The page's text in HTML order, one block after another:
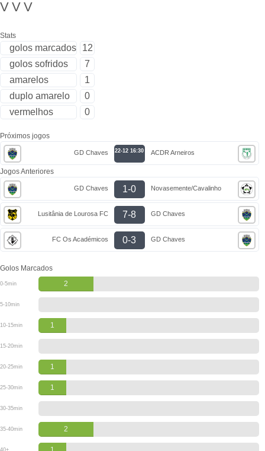
V V V
Stats
golos marcados
12
golos sofridos
7
amarelos
1
duplo amarelo
0
vermelhos
0
Próximos jogos
GD Chaves 22-12 16:30 ACDR Arneiros
Jogos Anteriores
GD Chaves 1-0 Novasemente/Cavalinho
Lusitânia de Lourosa FC 7-8 GD Chaves
FC Os Académicos 0-3 GD Chaves
Golos Marcados
0-5min 2
5-10min
10-15min 1
15-20min
20-25min 1
25-30min 1
30-35min
35-40min 2
40+